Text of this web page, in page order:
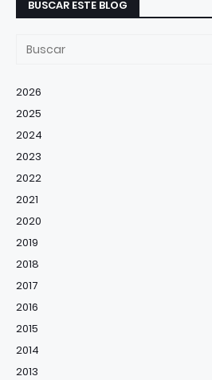
BUSCAR ESTE BLOG
2026
2025
2024
2023
2022
2021
2020
2019
2018
2017
2016
2015
2014
2013